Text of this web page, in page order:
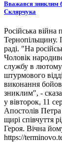
Вважався зниклим
Склярчука
Російська
Тернопільщину.
раді. "На
Чоловік
службу в
штурмового
виконання
зниклим", -
у вівторок, 11
Апостолів
щирі співчуття
Героя. Вічна
https://